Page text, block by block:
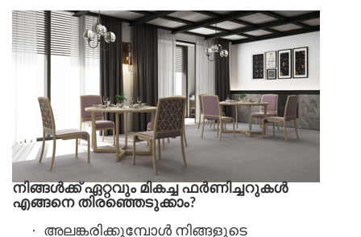
നിങ്ങൾക്ക് ഏറ്റവും മികച്ച ഫർണിച്ചറുകൾ
എങ്ങനെ തിരഞ്ഞെടുക്കാം?
· അലങ്കരിക്കുമ്പോൾ നിങ്ങളുടെ